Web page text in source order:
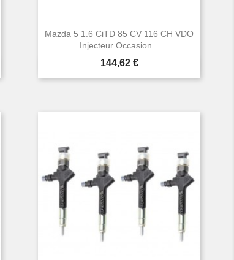
Mazda 5 1.6 CiTD 85 CV 116 CH VDO
Injecteur Occasion...
Prix
144,62 €
Aperçu rapide